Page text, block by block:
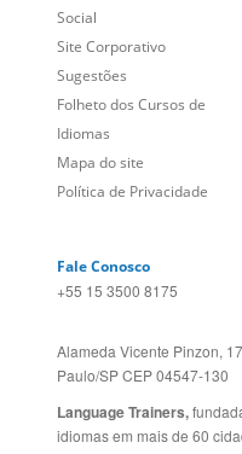
Sugestões
Folheto dos Cursos de
Idiomas
Mapa do site
Política de Privacidade
Alameda Vicente Pinzon,
Language Trainers,
idiomas em mais de 60